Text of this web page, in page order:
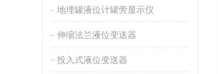
地埋罐液位计罐旁显示仪
伸缩法兰液位变送器
投入式液位变送器